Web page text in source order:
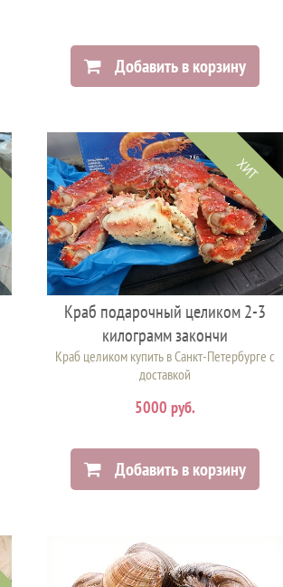
Добавить в корзину
ХИТ
Краб подарочный целиком 2-3
килограмм закончи
Краб целиком купить в Санкт-Петербурге с
доставкой
5000 руб.
Добавить в корзину